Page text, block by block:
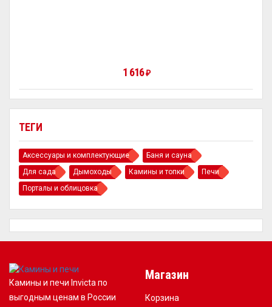
ТЕГИ
Аксессуары и комплектующие
Баня и сауна
Для сада
Дымоходы Камины и топки
Печи
Порталы и облицовка
1 616₽
Камины и печи Invicta по
выгодным ценам в России
Магазин
Корзина